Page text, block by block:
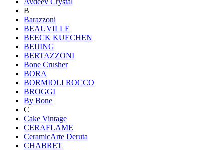
B
Barazzoni
BEAUVILLE
BEECK KUECHEN
BEIJING
BERTAZZONI
Bone Crusher
BORA
BORMIOLI ROCCO
BROGGI
By Bone
C
Cake Vintage
CERAFLAME
CeramicArte Deruta
CHABRET